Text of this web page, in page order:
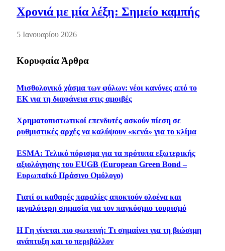
Χρονιά με μία λέξη: Σημείο καμπής
5 Ιανουαρίου 2026
Κορυφαία Άρθρα
Μισθολογικό χάσμα των φύλων: νέοι κανόνες από το
ΕΚ για τη διαφάνεια στις αμοιβές
Χρηματοπιστωτικοί επενδυτές ασκούν πίεση σε
ρυθμιστικές αρχές να καλύψουν «κενά» για το κλίμα
ESMA: Τελικό πόρισμα για τα πρότυπα εξωτερικής
αξιολόγησης του EUGB (European Green Bond –
Ευρωπαϊκό Πράσινο Ομόλογο)
Γιατί οι καθαρές παραλίες αποκτούν ολοένα και
μεγαλύτερη σημασία για τον παγκόσμιο τουρισμό
Η Γη γίνεται πιο φωτεινή: Τι σημαίνει για τη βιώσιμη
ανάπτυξη και το περιβάλλον